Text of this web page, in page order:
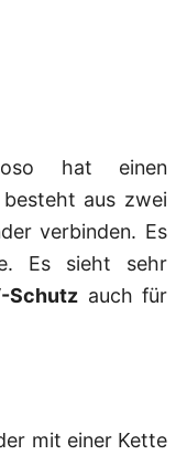
hat einen
aus zwei
verbinden. Es
Es sieht sehr
Schutz auch für
mit einer Kette